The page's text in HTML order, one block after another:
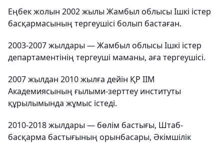
Еңбек жолын 2002 жылы Жамбыл облысы Ішкі істер
басқармасының тергеушісі болып бастаған.
2003-2007 жылдары — Жамбыл облысы Ішкі істер
департаментінің тергеуші маманы, аға тергеушісі.
2007 жылдан 2010 жылға дейін ҚР ІІМ
Академиясының ғылыми-зерттеу институты
құрылымында жұмыс істеді.
2010-2018 жылдары — бөлім бастығы, Штаб-
басқарма бастығының орынбасары, Әкімшілік